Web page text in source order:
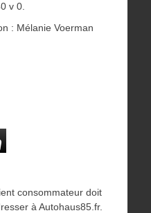
v 0.
: Mélanie Voerman
consommateur doit
à Autohaus85.fr.